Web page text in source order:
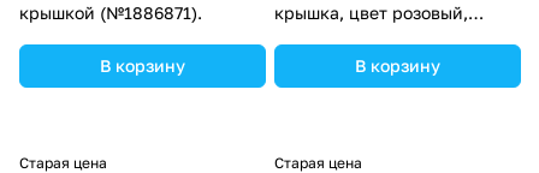
крышкой (№1886871).
В корзину
крышка, цвет розовый,
(№2825380).В корзину
Старая цена
Старая цена